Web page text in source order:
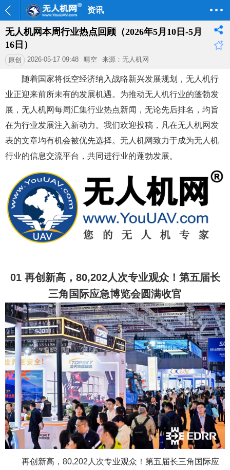
资讯
无人机网本周行业热点回顾（2026年5月10日-5月
16日）
原创 2026-05-17 09:48 晴空 来源：无人机网
随着国家将低空经济纳入战略新兴发展规划，无人机行
业正迎来前所未有的发展机遇。为推动无人机行业的蓬勃发
展，无人机网每周汇集行业热点新闻，无论先后排名，均旨
在为行业发展注入新动力。我们欢迎投稿，凡在无人机网发
表的文章均有机会被优先选择。无人机网致力于成为无人机
行业的信息交流平台，共同进行业的蓬勃发展。
01 再创新高，80,202人次专业观众！第五届长
三角国际应急博览会圆满收官
再创新高，80,202人次专业观众！第五届长三角国际应